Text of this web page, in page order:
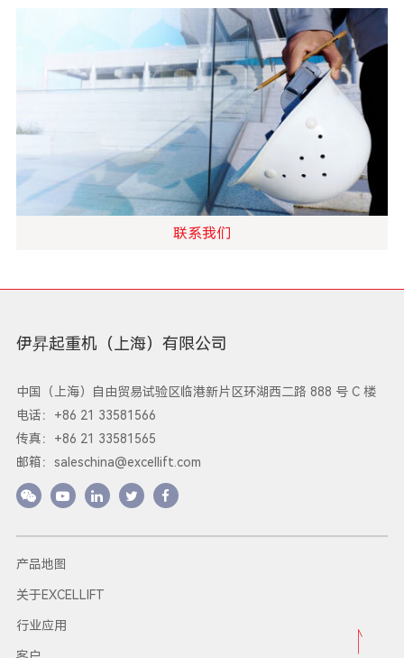
联系我们
伊昇起重机（上海）有限公司
中国（上海）自由贸易试验区临港新片区环湖西二路 888 号 C 楼
电话：+86 21 33581566
传真：+86 21 33581565
邮箱： saleschina@excellift.com
产品地图
关于EXCELLIFT
行业应用